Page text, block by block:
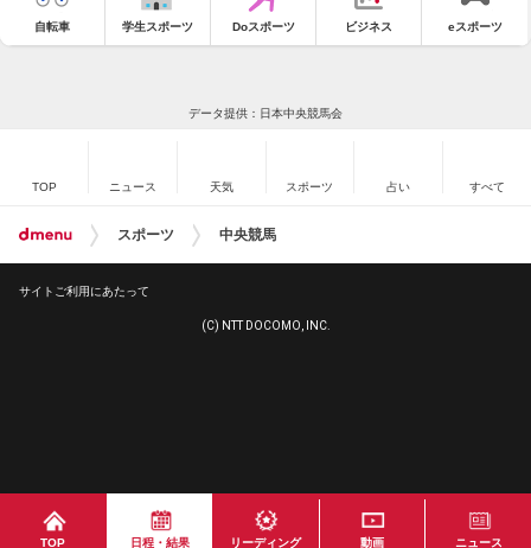
TOP 日程・結果 リーディング 動画 ニュース
自転車 学生スポーツ Doスポーツ ビジネス eスポーツ
データ提供：日本中央競馬会
TOP ニュース 天気 スポーツ 占い すべて
スポーツ 中央競馬
サイトご利用にあたって
(C) NTT DOCOMO, INC.